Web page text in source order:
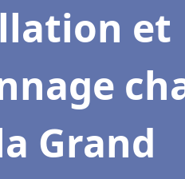
et
Grand